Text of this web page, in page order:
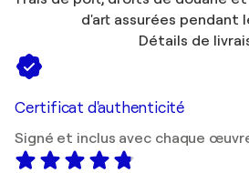
d'art assurées pendant
Détails de
Certificat d'authenticité
Signé et inclus avec chaque